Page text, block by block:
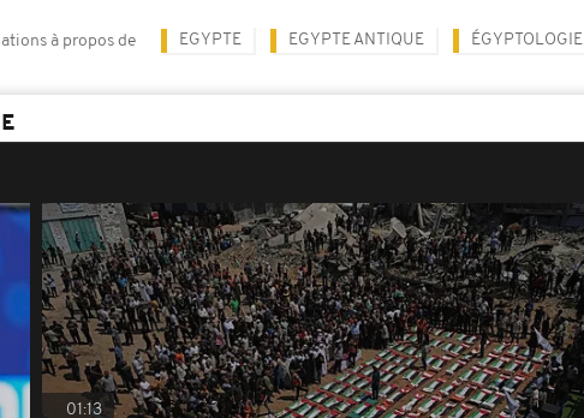
à propos de EGYPTE EGYPTE ANTIQUE ÉGYPTOLOGIE
01:13